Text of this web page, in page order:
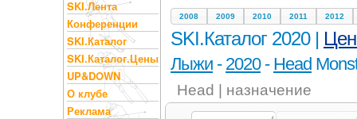
SKI.Лента
Конференции
SKI.Каталог
SKI.Каталог.Цены
UP&DOWN
О клубе
Реклама
2008 2009 2010 2011 2012
SKI.Каталог 2020 |
Лыжи - 2020- Head
Head | назначение